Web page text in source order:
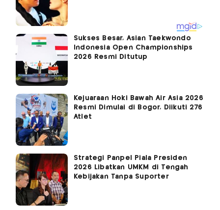
Sukses Besar, Asian Taekwondo
Indonesia Open Championships
2026 Resmi Ditutup
Kejuaraan Hoki Bawah Air Asia 2026
Resmi Dimulai di Bogor, Diikuti 276
Atlet
Strategi Panpel Piala Presiden
2026 Libatkan UMKM di Tengah
Kebijakan Tanpa Suporter